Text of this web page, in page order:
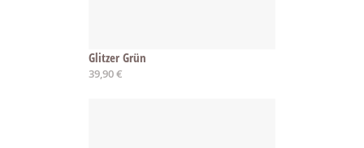
Glitzer Grün
39,90 €